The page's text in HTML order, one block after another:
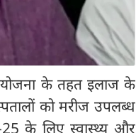
योजना के तहत इलाज के
को मरीज उपलब्ध
के लिए स्वास्थ्य और